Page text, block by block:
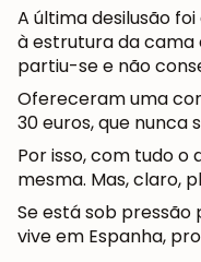
A última desilusão
à estrutura da cama
partiu-se e não
Ofereceram uma
30 euros, que nunca
Por isso, com tudo o
mesma. Mas, claro,
Se está sob
vive em Espanha,